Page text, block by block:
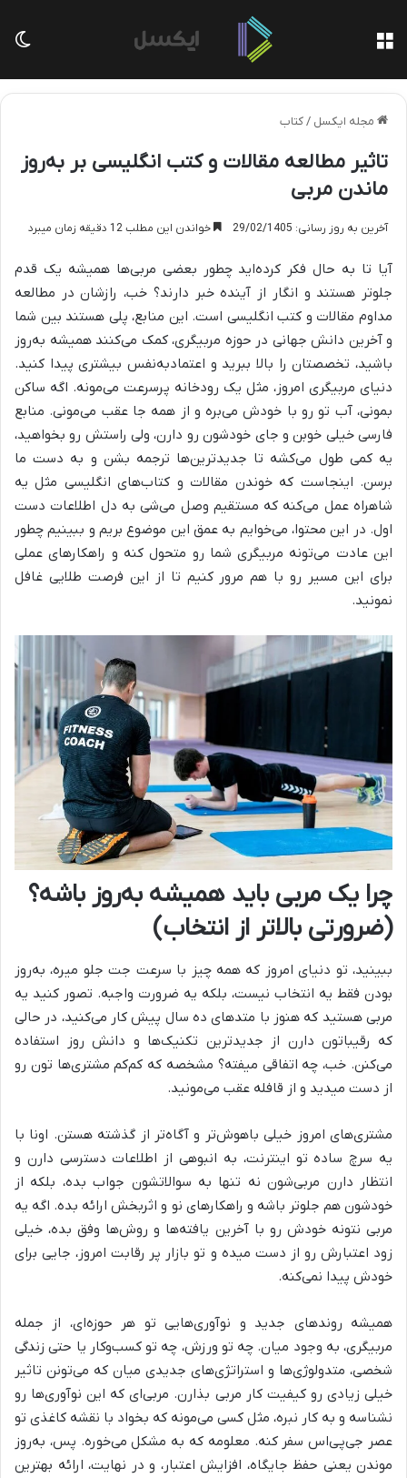
مجله ایکسل /کتاب
تاثیر مطالعه مقالات و کتب انگلیسی بر به‌روز
ماندن مربی
آخرین به روز رسانی: 29/02/1405 خواندن این مطلب 12 دقیقه زمان میبرد
آیا تا به حال فکر کرده‌اید چطور بعضی مربی‌ها همیشه یک قدم
جلوتر هستند و انگار از آینده خبر دارند؟ خب، رازشان در مطالعه
مداوم مقالات و کتب انگلیسی است. این منابع، پلی هستند بین شما
و آخرین دانش جهانی در حوزه مربیگری، کمک می‌کنند همیشه به‌روز
باشید، تخصصتان را بالا ببرید و اعتمادبه‌نفس بیشتری پیدا کنید.
دنیای مربیگری امروز، مثل یک رودخانه پرسرعت می‌مونه. اگه ساکن
بمونی، آب تو رو با خودش می‌بره و از همه جا عقب می‌مونی. منابع
فارسی خیلی خوبن و جای خودشون رو دارن، ولی راستش رو بخواهید،
یه کمی طول می‌کشه تا جدیدترین‌ها ترجمه بشن و به دست ما
برسن. اینجاست که خوندن مقالات و کتاب‌های انگلیسی مثل یه
شاهراه عمل می‌کنه که مستقیم وصل می‌شی به دل اطلاعات دست
اول. در این محتوا، می‌خوایم به عمق این موضوع بریم و ببینیم چطور
این عادت می‌تونه مربیگری شما رو متحول کنه و راهکارهای عملی
برای این مسیر رو با هم مرور کنیم تا از این فرصت طلایی غافل
نمونید.
چرا یک مربی باید همیشه به‌روز باشه؟
(ضرورتی بالاتر از انتخاب)
ببینید، تو دنیای امروز که همه چیز با سرعت جت جلو میره، به‌روز
بودن فقط یه انتخاب نیست، بلکه یه ضرورت واجبه. تصور کنید یه
مربی هستید که هنوز با متدهای ده سال پیش کار می‌کنید، در حالی
که رقیباتون دارن از جدیدترین تکنیک‌ها و دانش روز استفاده
می‌کنن. خب، چه اتفاقی میفته؟ مشخصه که کم‌کم مشتری‌ها تون رو
از دست میدید و از قافله عقب می‌مونید.
مشتری‌های امروز خیلی باهوش‌تر و آگاه‌تر از گذشته هستن. اونا با
یه سرچ ساده تو اینترنت، به انبوهی از اطلاعات دسترسی دارن و
انتظار دارن مربی‌شون نه تنها به سوالاتشون جواب بده، بلکه از
خودشون هم جلوتر باشه و راهکارهای نو و اثربخش ارائه بده. اگه یه
مربی نتونه خودش رو با آخرین یافته‌ها و روش‌ها وفق بده، خیلی
زود اعتبارش رو از دست میده و تو بازار پر رقابت امروز، جایی برای
خودش پیدا نمی‌کنه.
همیشه روندهای جدید و نوآوری‌هایی تو هر حوزه‌ای، از جمله
مربیگری، به وجود میان. چه تو ورزش، چه تو کسب‌وکار یا حتی زندگی
شخصی، متدولوژی‌ها و استراتژی‌های جدیدی میان که می‌تونن تاثیر
خیلی زیادی رو کیفیت کار مربی بذارن. مربی‌ای که این نوآوری‌ها رو
نشناسه و به کار نبره، مثل کسی می‌مونه که بخواد با نقشه کاغذی تو
عصر جی‌پی‌اس سفر کنه. معلومه که به مشکل می‌خوره. پس، به‌روز
موندن یعنی حفظ جایگاه، افزایش اعتبار، و در نهایت، ارائه بهترین